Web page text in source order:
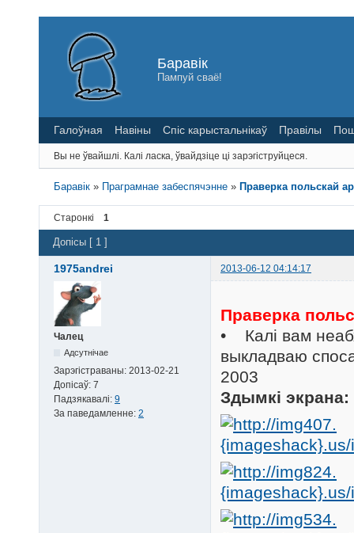
Баравік
Пампуй сваё!
Галоўная Навіны Спіс карыстальнікаў Правілы
Вы не ўвайшлі. Калі ласка, ўвайдзіце ці зарэгіструйцеся.
Баравік » Праграмнае забеспячэнне » Праверка польскай
Старонкі 1
Допісы [ 1 ]
1975andrei 2013-06-12 04:14:17
Чалец
Адсутнічае
Зарэгістраваны: 2013-02-21
Допісаў: 7
Падзякавалі: 9
За паведамленне: 2
Праверка
• Калi вам
выкладваю
2003
Здымкi экрана: